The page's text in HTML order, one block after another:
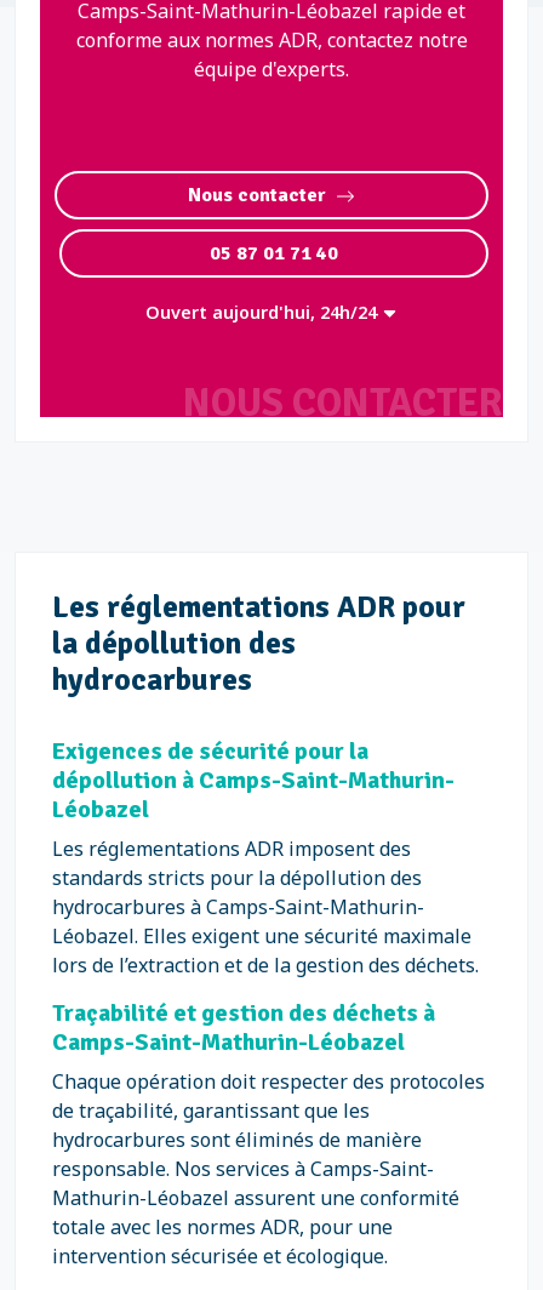
NOUS CONTACTER
Camps-Saint-Mathurin-Léobazel rapide et
conforme aux normes ADR, contactez notre
équipe d'experts.
Nous contacter
05 87 01 71 40
Ouvert aujourd'hui, 24h/24
Les réglementations ADR pour
la dépollution des
hydrocarbures
Exigences de sécurité pour la
dépollution à Camps-Saint-Mathurin-
Léobazel
Les réglementations ADR imposent des
standards stricts pour la dépollution des
hydrocarbures à Camps-Saint-Mathurin-
Léobazel. Elles exigent une sécurité maximale
lors de l’extraction et de la gestion des déchets.
Traçabilité et gestion des déchets à
Camps-Saint-Mathurin-Léobazel
Chaque opération doit respecter des protocoles
de traçabilité, garantissant que les
hydrocarbures sont éliminés de manière
responsable. Nos services à Camps-Saint-
Mathurin-Léobazel assurent une conformité
totale avec les normes ADR, pour une
intervention sécurisée et écologique.